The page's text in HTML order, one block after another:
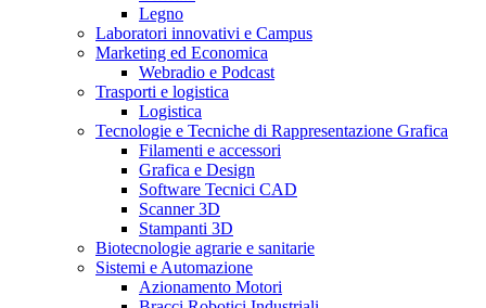
Legno
Laboratori innovativi e Campus
Marketing ed Economica
Webradio e Podcast
Trasporti e logistica
Logistica
Tecnologie e Tecniche di Rappresentazione Grafica
Filamenti e accessori
Grafica e Design
Software Tecnici CAD
Scanner 3D
Stampanti 3D
Biotecnologie agrarie e sanitarie
Sistemi e Automazione
Azionamento Motori